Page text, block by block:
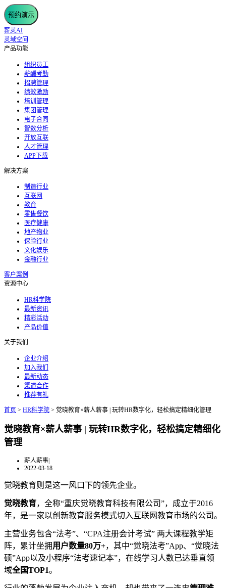
预约演示
薪灵AI
灵域空间
产品功能
组织员工
薪酬考勤
招聘管理
绩效激励
培训管理
集团管理
电子合同
智数分析
开放互联
人才管理
APP下载
解决方案
制造行业
互联网
教育
零售餐饮
医疗健康
地产物业
保险行业
文化娱乐
金融行业
客户案例
资源中心
HR科学院
最新资讯
精彩活动
产品价值
关于我们
企业介绍
加入我们
最新动态
渠道合作
推荐有礼
首页 > HR科学院 > 觉晓教育×薪人薪事 | 玩转HR数字化，轻松搞定精细化管理
觉晓教育×薪人薪事 | 玩转HR数字化，轻松搞定精细化
管理
薪人薪事|
2022-03-18
觉晓教育则是这一风口下的领先企业。
觉晓教育，全称“重庆觉晓教育科技有限公司”，成立于2016
年，是一家以创新教育服务模式切入互联网教育市场的公司。
主营业务包含“法考”、“CPA注册会计考试” 两大课程教学矩
阵，累计坐拥用户数量80万+，其中“觉晓法考”App、“觉晓法
硕”App以及小程序“法考速记本”，在线学习人数已达垂直领
域全国TOP1。